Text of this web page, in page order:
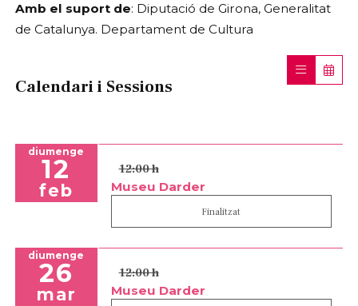
Amb el suport de: Diputació de Girona, Generalitat
de Catalunya. Departament de Cultura
Calendari i Sessions
diumenge
12
feb
12:00 h
Museu Darder
Finalitzat
diumenge
26
mar
12:00 h
Museu Darder